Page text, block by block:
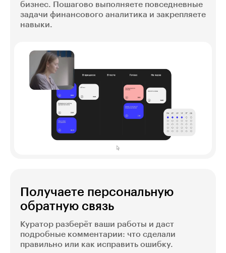
бизнес. Пошагово выполняете повседневные
задачи финансового аналитика и закрепляете
навыки.
Получаете персональную
обратную связь
Куратор разберёт ваши работы и даст
подробные комментарии: что сделали
правильно или как исправить ошибку.